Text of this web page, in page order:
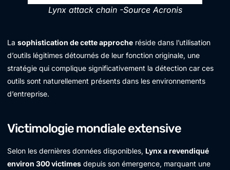
Lynx attack chain -Source Acronis
La sophistication de cette approche réside dans l’utilisation
d’outils légitimes détournés de leur fonction originale, une
stratégie qui complique significativement la détection car ces
outils sont naturellement présents dans les environnements
d’entreprise.
Victimologie mondiale extensive
Selon les dernières données disponibles, Lynx a revendiqué
environ 300 victimes depuis son émergence, marquant une